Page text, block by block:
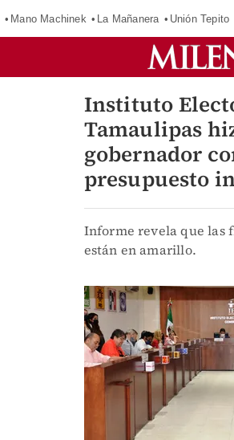
Mano Machinek La Mañanera Unión Tepito
Instituto
Tamaulipas
gobernador
presupuesto
Informe revela que las
están en amarillo.